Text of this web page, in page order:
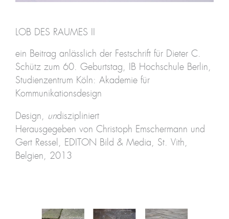
LOB DES RAUMES II
ein Beitrag anlässlich der Festschrift für Dieter C.
Schütz zum 60. Geburtstag, IB Hochschule Berlin,
Studienzentrum Köln: Akademie für
Kommunikationsdesign
Design, undiszipliniert
Herausgegeben von Christoph Emschermann und
Gert Ressel, EDITON Bild & Media, St. Vith,
Belgien, 2013